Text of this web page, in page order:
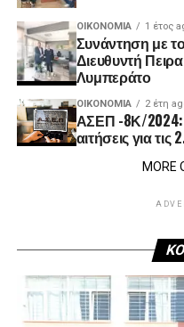
ΟΙΚΟΝΟΜΊΑ 1 έτος
Συνάντηση με
Διευθυντή
Λυμπεράτο
ΟΙΚΟΝΟΜΊΑ 2 έτη
ΑΣΕΠ -8Κ/2024:
αιτήσεις για τις
MORE